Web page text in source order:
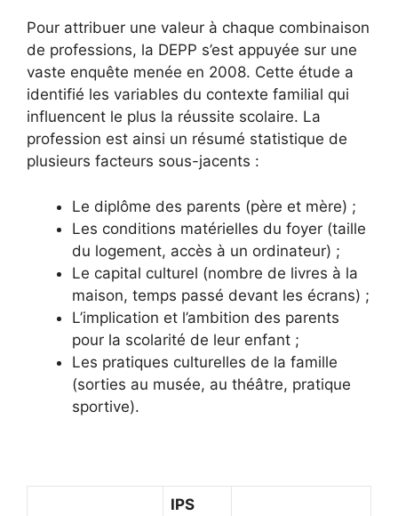
Pour attribuer une valeur à chaque combinaison
de professions, la DEPP s’est appuyée sur une
vaste enquête menée en 2008. Cette étude a
identifié les variables du contexte familial qui
influencent le plus la réussite scolaire. La
profession est ainsi un résumé statistique de
plusieurs facteurs sous-jacents :
Le diplôme des parents (père et mère) ;
Les conditions matérielles du foyer (taille
du logement, accès à un ordinateur) ;
Le capital culturel (nombre de livres à la
maison, temps passé devant les écrans) ;
L’implication et l’ambition des parents
pour la scolarité de leur enfant ;
Les pratiques culturelles de la famille
(sorties au musée, au théâtre, pratique
sportive).
IPS